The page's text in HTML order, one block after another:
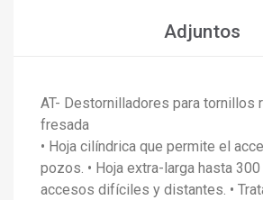
Adjuntos
AT- Destornilladores para tornillos
fresada
• Hoja cilíndrica que permite el
pozos. • Hoja extra-larga hasta
accesos difíciles y distantes. •